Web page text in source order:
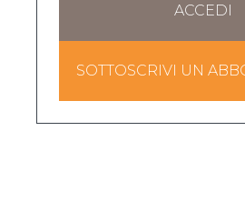
ACCEDI
SOTTOSCRIVI UN